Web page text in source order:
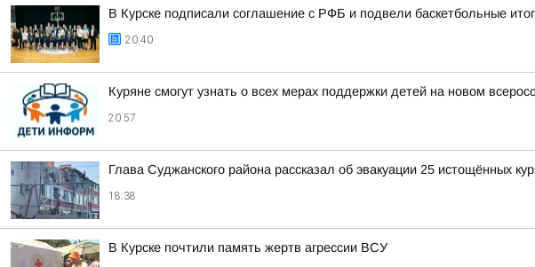
В Курске подписали соглашение с РФБ и подвели баскетбольные
20:40
Куряне смогут узнать о всех мерах поддержки детей на новом
20:57
Глава Суджанского района рассказал об эвакуации 25 истощённых
18:38
В Курске почтили память жертв агрессии ВСУ